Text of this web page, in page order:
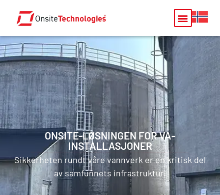
ONSITE-LØSNINGEN FOR VA-
INSTALLASJONER
Sikkerheten rundt våre vannverk er en kritisk del
av samfunnets infrastruktur.